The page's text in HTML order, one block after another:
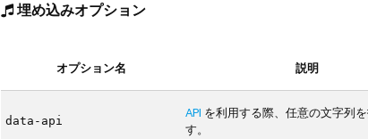
埋め込みオプション
オプション名 説明
data-api
API を利用する際、任意の文字列
す。